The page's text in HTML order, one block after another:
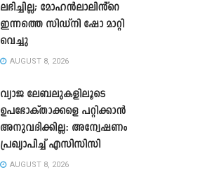
ലഭിച്ചില്ല; മോഹൻലാലിൻ്റെ
ഇന്നത്തെ സിഡ്നി ഷോ മാറ്റി
വെച്ചു
AUGUST 8, 2026
വ്യാജ ലേബലുകളിലൂടെ
ഉപഭോക്താക്കളെ പറ്റിക്കാൻ
അനുവദിക്കില്ല: അന്വേഷണം
പ്രഖ്യാപിച്ച് എസിസിസി
AUGUST 8, 2026